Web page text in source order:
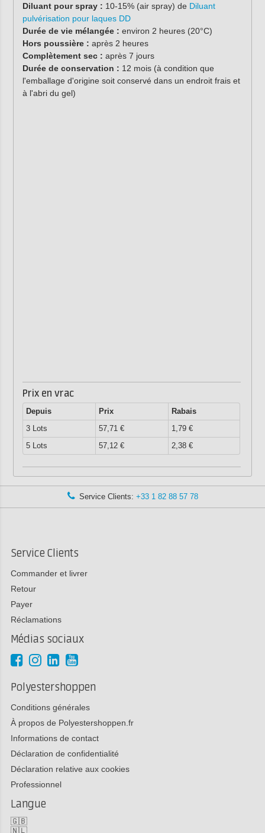
Diluant pour spray : 10-15% (air spray) de Diluant
pulvérisation pour laques DD
Durée de vie mélangée : environ 2 heures (20°C)
Hors poussière : après 2 heures
Complètement sec : après 7 jours
Durée de conservation : 12 mois (à condition que
l'emballage d'origine soit conservé dans un endroit frais et
à l'abri du gel)
Prix en vrac
Depuis Prix
Rabais
3 Lots
57,71 €
1,79 €
5 Lots
57,12 € 2,38 €
Service Clients: +33 1 82 88 57 78
Service Clients
Commander et livrer
Retour
Payer
Réclamations
Médias sociaux
Polyestershoppen
Conditions générales
À propos de Polyestershoppen.fr
Informations de contact
Déclaration de confidentialité
Déclaration relative aux cookies
Professionnel
Langue
🇬🇧
🇳🇱